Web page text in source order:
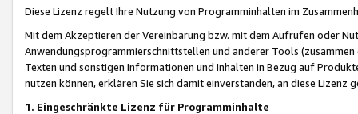
Diese Lizenz regelt Ihre Nutzung von Programminhalten im
Mit dem Akzeptieren der Vereinbarung bzw. mit dem Aufrufen oder
Anwendungsprogrammierschnittstellen und anderer Tools (zusammen
Texten und sonstigen Informationen und Inhalten in Bezug auf
nutzen können, erklären Sie sich damit einverstanden, an diese Lizenz
1. Eingeschränkte Lizenz für Programminhalte